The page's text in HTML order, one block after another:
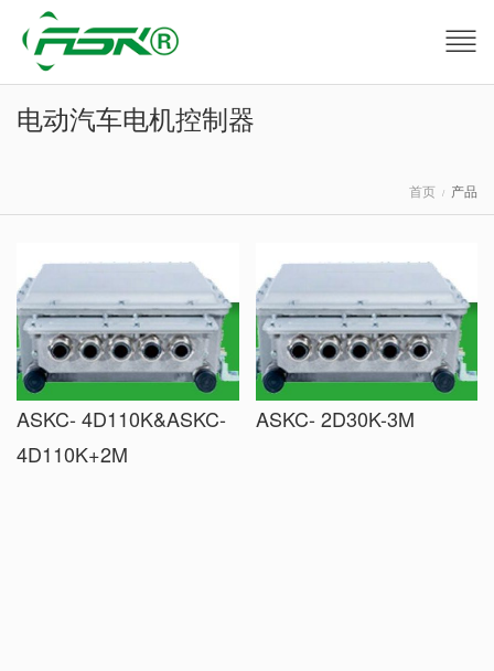
电动汽车电机控制器
首页 产品
ASKC- 4D110K&ASKC-
4D110K+2M
ASKC- 2D30K-3M